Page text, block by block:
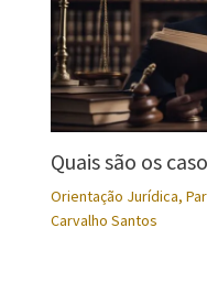
Quais são os
Orientação Jurídica,
Carvalho Santos